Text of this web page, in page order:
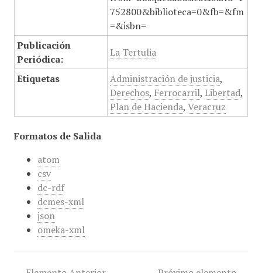
752800&biblioteca=0&fb=&fm
=&isbn=
Publicación
Periódica:
La Tertulia
Etiquetas Administración de justicia,
Derechos, Ferrocarril, Libertad,
Plan de Hacienda, Veracruz
Formatos de Salida
atom
csv
dc-rdf
dcmes-xml
json
omeka-xml